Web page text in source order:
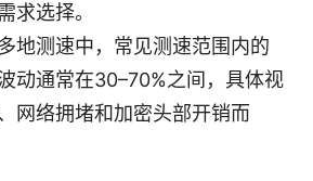
求选择。
地测速中，常见测速范围内的
动通常在30–70%之间，具体视
网络拥堵和加密头部开销而